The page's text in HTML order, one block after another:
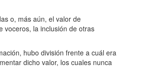
o, más aún, el valor de
voceros, la inclusión de otras
hubo división frente a cuál era
dicho valor, los cuales nunca